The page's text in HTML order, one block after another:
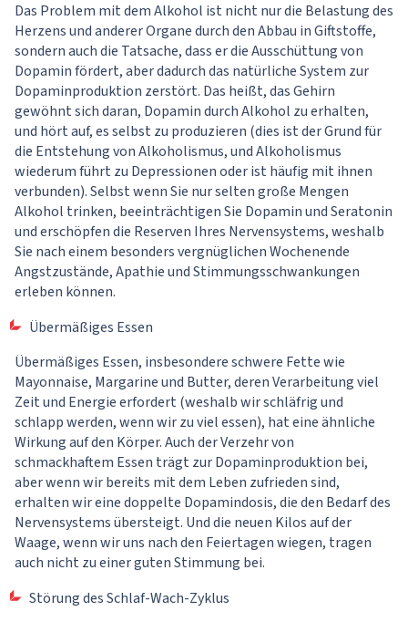
Das Problem mit dem Alkohol ist nicht nur die Belastung des
Herzens und anderer Organe durch den Abbau in Giftstoffe,
sondern auch die Tatsache, dass er die Ausschüttung von
Dopamin fördert, aber dadurch das natürliche System zur
Dopaminproduktion zerstört. Das heißt, das Gehirn
gewöhnt sich daran, Dopamin durch Alkohol zu erhalten,
und hört auf, es selbst zu produzieren (dies ist der Grund für
die Entstehung von Alkoholismus, und Alkoholismus
wiederum führt zu Depressionen oder ist häufig mit ihnen
verbunden). Selbst wenn Sie nur selten große Mengen
Alkohol trinken, beeinträchtigen Sie Dopamin und Seratonin
und erschöpfen die Reserven Ihres Nervensystems, weshalb
Sie nach einem besonders vergnüglichen Wochenende
Angstzustände, Apathie und Stimmungsschwankungen
erleben können.
Übermäßiges Essen
Übermäßiges Essen, insbesondere schwere Fette wie
Mayonnaise, Margarine und Butter, deren Verarbeitung viel
Zeit und Energie erfordert (weshalb wir schläfrig und
schlapp werden, wenn wir zu viel essen), hat eine ähnliche
Wirkung auf den Körper. Auch der Verzehr von
schmackhaftem Essen trägt zur Dopaminproduktion bei,
aber wenn wir bereits mit dem Leben zufrieden sind,
erhalten wir eine doppelte Dopamindosis, die den Bedarf des
Nervensystems übersteigt. Und die neuen Kilos auf der
Waage, wenn wir uns nach den Feiertagen wiegen, tragen
auch nicht zu einer guten Stimmung bei.
Störung des Schlaf-Wach-Zyklus